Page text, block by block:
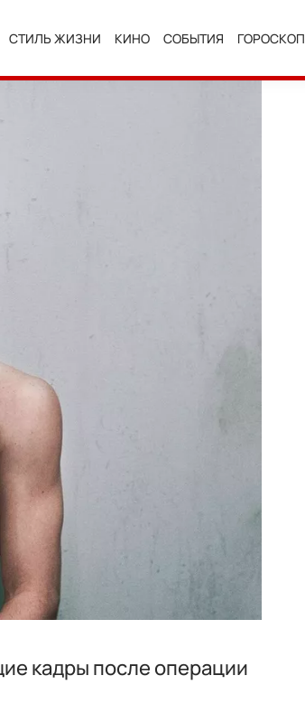
СТИЛЬ ЖИЗНИ КИНО СОБЫТИЯ ГОРОСКОП
кадры после операции